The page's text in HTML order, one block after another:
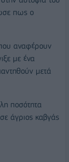
πως ο
αναφέρουν
με ένα
μετά
ποσότητα
άγριος καβγάς